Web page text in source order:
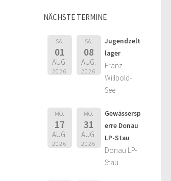
NÄCHSTE TERMINE
SA.
01
AUG.
2026
SA.
08
AUG.
2026
Jugendzelt
lager
Franz-
Willbold-
See
MO.
17
AUG.
2026
MO.
31
AUG.
2026
Gewässersp
erre Donau
LP-Stau
Donau LP-
Stau